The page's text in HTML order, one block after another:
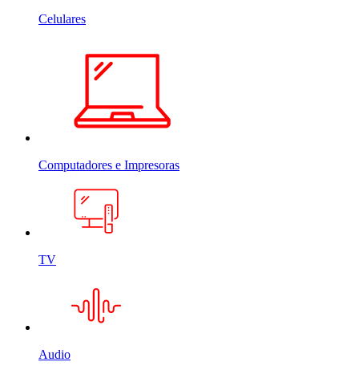
Celulares
Computadores e Impresoras
TV
Audio